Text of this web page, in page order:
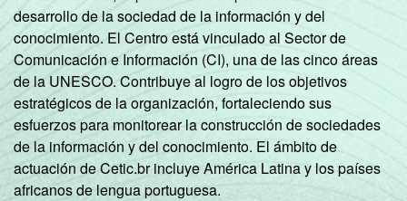
Anos finais
do Ensino
Fundamental
40 51
Ensino Médio 41 53
Ensino
Superior
56 37
desarrollo de la sociedad de la información y del
conocimiento. El Centro está vinculado al Sector de
Comunicación e Información (CI), una de las cinco áreas
de la UNESCO. Contribuye al logro de los objetivos
estratégicos de la organización, fortaleciendo sus
esfuerzos para monitorear la construcción de sociedades
de la información y del conocimiento. El ámbito de
actuación de Cetic.br incluye América Latina y los países
africanos de lengua portuguesa.